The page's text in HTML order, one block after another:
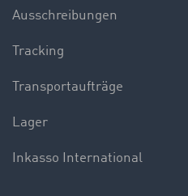
Ausschreibungen
Tracking
Transportaufträge
Lager
Inkasso International